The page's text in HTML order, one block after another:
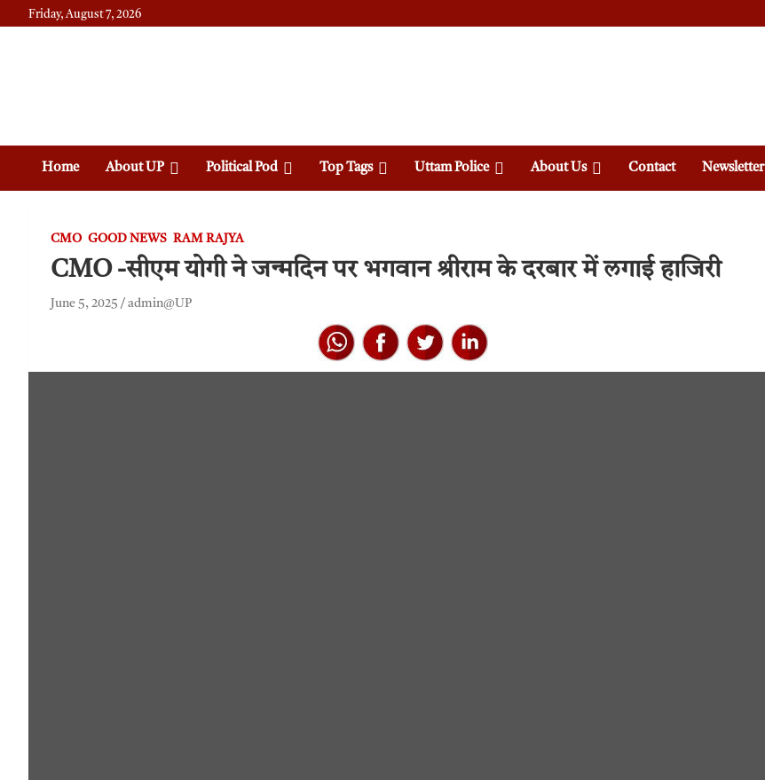
Friday, August 7, 2026
Home About UP Political Pod Top Tags Uttam Police About Us Contact Newsletter
CMO GOOD NEWS RAM RAJYA
CMO -सीएम योगी ने जन्मदिन पर भगवान श्रीराम के दरबार में लगाई हाजिरी
June 5, 2025 admin@UP